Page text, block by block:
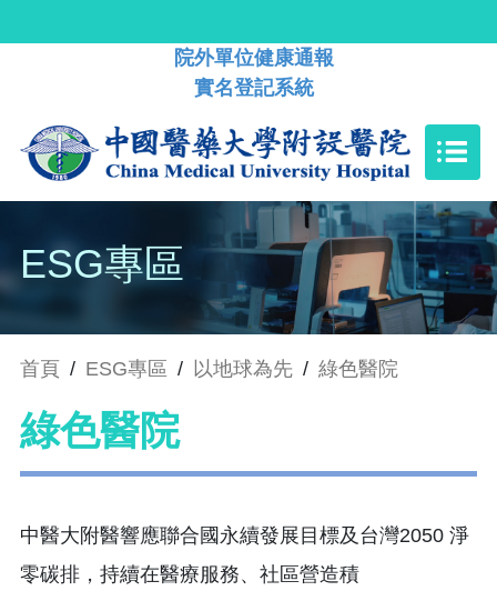
院外單位健康通報
實名登記系統
ESG專區
首頁 / ESG專區 / 以地球為先 / 綠色醫院
綠色醫院
中醫大附醫響應聯合國永續發展目標及台灣2050 淨
零碳排，持續在醫療服務、社區營造積